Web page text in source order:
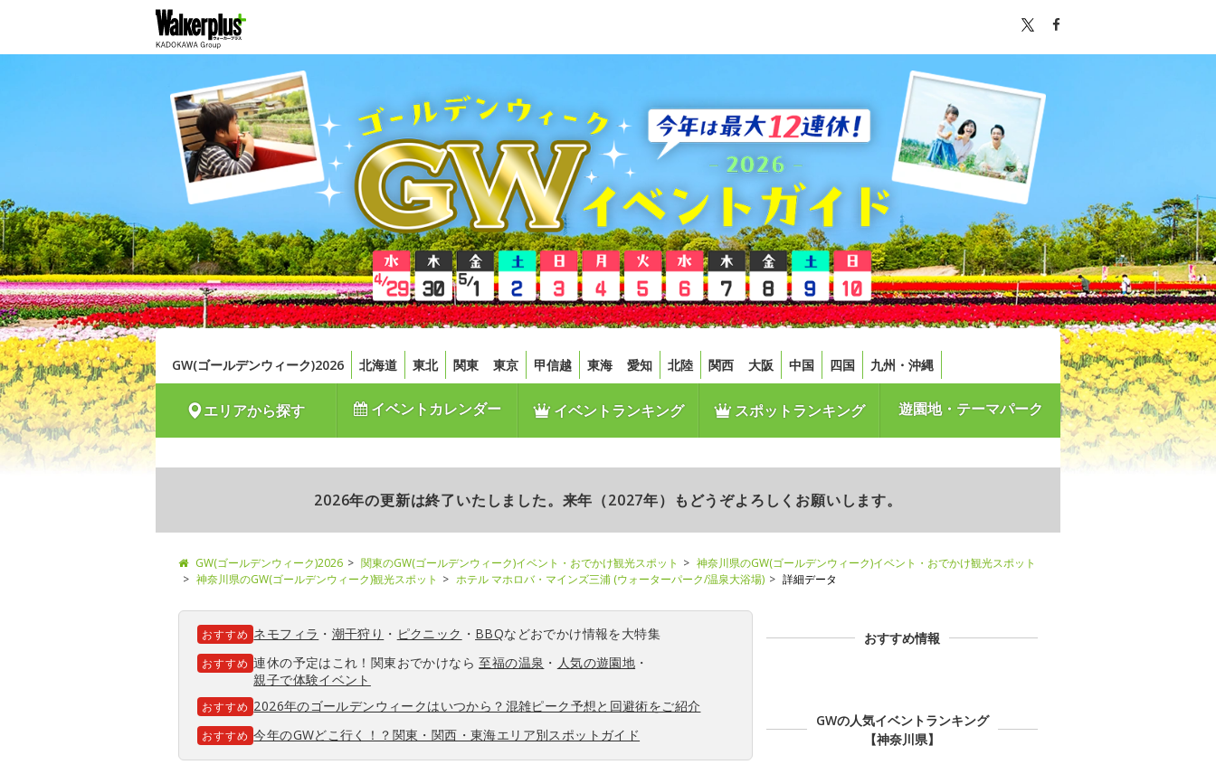
GW(ゴールデンウィーク)2026 北海道 東北 関東 東京 甲信越 東海 愛知 北陸 関西 大阪 中国 四国 九州・沖縄
エリアから探す イベントカレンダー イベントランキング スポットランキング 遊園地・テーマパーク
2026年の更新は終了いたしました。来年（2027年）もどうぞよろしくお願いします。
GW(ゴールデンウィーク)2026 関東のGW(ゴールデンウィーク)イベント・おでかけ観光スポット
神奈川県のGW(ゴールデンウィーク)イベント・おでかけ観光スポット
神奈川県のGW(ゴールデンウィーク)観光スポット
ホテル マホロバ・マインズ三浦 (ウォーターパーク/温泉大浴場) 詳細データ
おすすめ ネモフィラ ・ 潮干狩り ・ ピクニック ・ BBQなどおでかけ情報を大特集
おすすめ 連休の予定はこれ！関東おでかけなら至福の温泉 ・ 人気の遊園地 ・
親子で体験イベント
おすすめ 2026年のゴールデンウィークはいつから？混雑ピーク予想と回避術をご紹介
おすすめ 今年のGWどこ行く！？関東・関西・東海エリア別スポットガイド
おすすめ情報
GWの人気イベントランキング
【神奈川県】